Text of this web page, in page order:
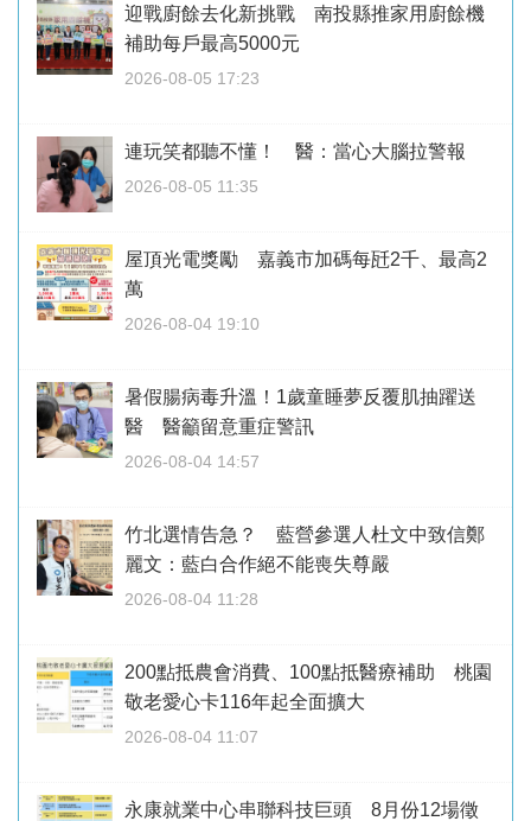
迎戰廚餘去化新挑戰 南投縣推家用廚餘機
補助每戶最高5000元
2026-08-05 17:23
連玩笑都聽不懂！ 醫：當心大腦拉警報
2026-08-05 11:35
屋頂光電獎勵 嘉義市加碼每瓩2千、最高2
萬
2026-08-04 19:10
暑假腸病毒升溫！1歲童睡夢反覆肌抽躍送
醫 醫籲留意重症警訊
2026-08-04 14:57
竹北選情告急？ 藍營參選人杜文中致信鄭
麗文：藍白合作絕不能喪失尊嚴
2026-08-04 11:28
200點抵農會消費、100點抵醫療補助 桃園
敬老愛心卡116年起全面擴大
2026-08-04 11:07
永康就業中心串聯科技巨頭 8月份12場徵